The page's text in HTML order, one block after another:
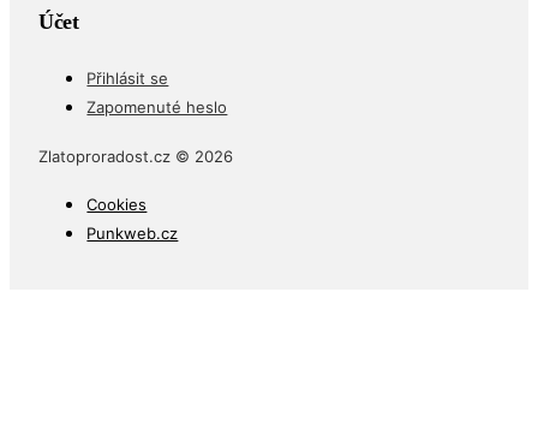
Účet
Přihlásit se
Zapomenuté heslo
Zlatoproradost.cz © 2026
Cookies
Punkweb.cz